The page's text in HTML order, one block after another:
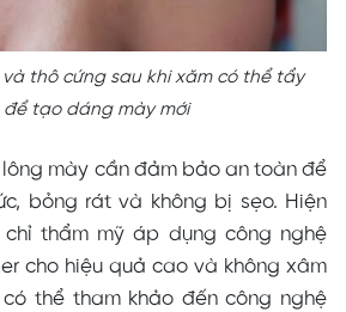
thô cứng sau khi xăm có thể tẩy
để tạo dáng mày mới
mày cần đảm bảo an toàn để
bỏng rát và không bị sẹo. Hiện
thẩm mỹ áp dụng công nghệ
cho hiệu quả cao và không xâm
thể tham khảo đến công nghệ